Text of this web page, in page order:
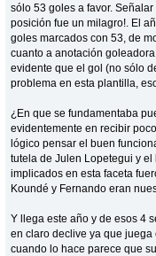
sólo 53 goles a favor. Señalar
posición fue un milagro!. El
goles marcados con 53, de
cuanto a anotación
evidente que el gol (no sólo
problema en esta plantilla,
¿En que se fundamentaba
evidentemente en recibir
lógico pensar el buen
tutela de Julen Lopetegui y
implicados en esta faceta
Koundé y Fernando eran
Y llega este año y de esos 4
en claro declive ya que
cuando lo hace parece que